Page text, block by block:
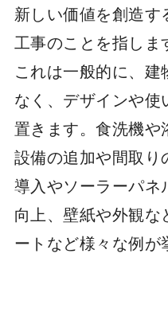
新しい価値を創造
工事のことを指しま
これは一般的に、
なく、デザインや
置きます。食洗機や
設備の追加や間取り
導入やソーラーパネ
向上、壁紙や外観
ートなど様々な例が